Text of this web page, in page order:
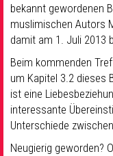
bekannt gewordenen
muslimischen Autors
damit am 1. Juli 2013
Beim kommenden
um Kapitel 3.2 dieses
ist eine
interessante
Unterschiede
Neugierig geworden?